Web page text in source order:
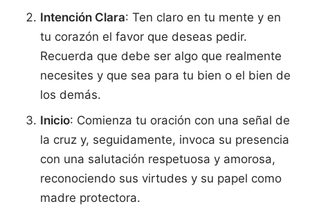
Intención Clara: Ten claro en tu mente y en
tu corazón el favor que deseas pedir.
Recuerda que debe ser algo que realmente
necesites y que sea para tu bien o el bien de
los demás.
Inicio: Comienza tu oración con una señal de
la cruz y, seguidamente, invoca su presencia
con una salutación respetuosa y amorosa,
reconociendo sus virtudes y su papel como
madre protectora.